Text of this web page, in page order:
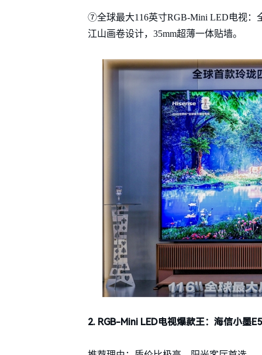
⑦全球最大116英寸RGB-Mini LED电视：
江山画卷设计，35mm超薄一体贴墙。
2. RGB-Mini LED电视爆款王：海信小墨